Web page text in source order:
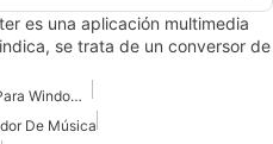
es una aplicación multimedia
se trata de un conversor de
Descargador De Música Para Windows 7
De Música